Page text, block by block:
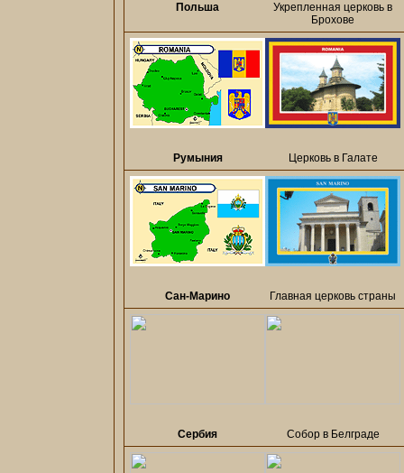
Польша
Укрепленная церковь в
Брохове
Румыния Церковь в Галате
Сан-Марино Главная церковь страны
Сербия Собор в Белграде